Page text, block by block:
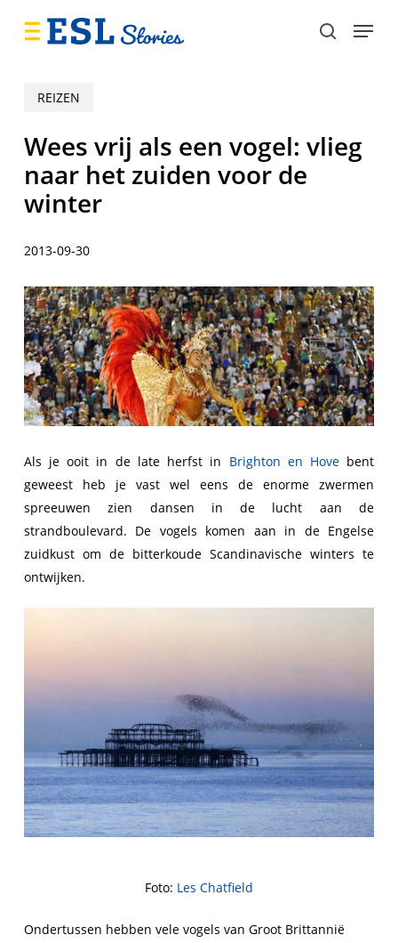
search
Menu
REIZEN
Wees vrij als een vogel: vlieg
naar het zuiden voor de
winter
2013-09-30
Als je ooit in de late herfst in Brighton en Hove bent
geweest heb je vast wel eens de enorme zwermen
spreeuwen zien dansen in de lucht aan de
strandboulevard. De vogels komen aan in de Engelse
zuidkust om de bitterkoude Scandinavische winters te
ontwijken.
Foto: Les Chatfield
Ondertussen hebben vele vogels van Groot Brittannië